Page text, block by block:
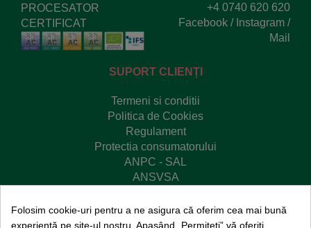
PROCESATOR
CERTIFICAT
+4 0740 620 620
Facebook / Instagram /
Mail
SUPORT CLIENȚI
Termeni si conditii
Politica de Cookies
Regulament
Protectia consumatorului
ANPC - SAL
ANSVSA
Redu risipa
Folosim cookie-uri pentru a ne asigura că oferim cea mai bună
experiență pe site-ul nostru. Apasând „Permiteți” vă oferiți